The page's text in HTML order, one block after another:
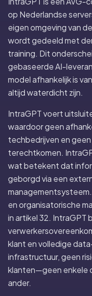
op Nederlandse
eigen omgeving van
wordt gedeeld met
training. Dit
gebaseerde AI-
model afhankelijk is
altijd waterdicht zijn.
IntraGPT voert
waardoor geen
techbedrijven en
terechtkomen.
wat betekent dat
geborgd via een
en organisatorische
in artikel 32. IntraGPT
klant en volledige
infrastructuur, geen
klanten—geen enkele
ander.